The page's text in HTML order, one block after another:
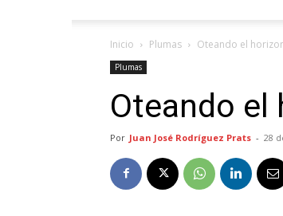
Inicio Plumas Oteando el
Plumas
Oteando el
Por Juan José Rodríguez Prats - 28